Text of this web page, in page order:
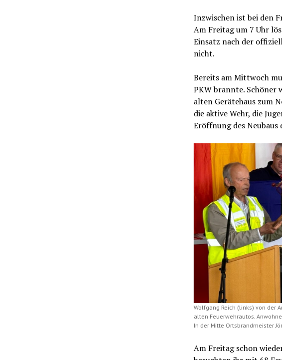
Inzwischen ist bei den
Am Freitag um 7 Uhr
Einsatz nach der
nicht.
Bereits am Mittwoch
PKW brannte. Schöner
alten Gerätehaus zum
die aktive Wehr, die
Eröffnung des Neubaus
Wolfgang Reich (links) von der
alten Feuerwehrautos.
In der Mitte Ortsbrandmeister
Am Freitag schon